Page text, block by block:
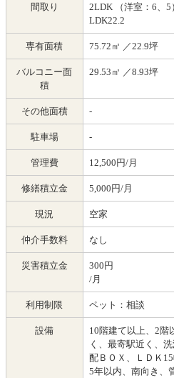
間取り
2LDK （洋室：6、5
LDK22.2
専有面積 75.72㎡ ／22.9坪
バルコニー面
積
29.53㎡ ／8.93坪
その他面積 -
駐車場 -
管理費 12,500円/月
修繕積立金 5,000円/月
現況 空家
仲介手数料 なし
災害積立金
300円
/月
利用制限 ペット：相談
設備
10階建て以上、2階
く、最寄駅近く、
配ＢＯＸ、ＬＤＫ
5年以内、南向き、